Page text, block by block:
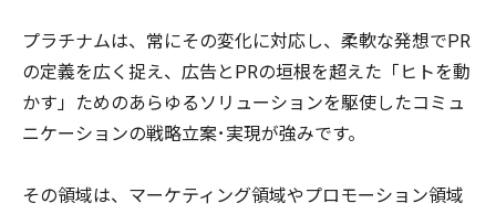
プラチナムは、常にその変化に対応し、柔軟な発想でPR
の定義を広く捉え、広告とPRの垣根を超えた「ヒトを動
かす」ためのあらゆるソリューションを駆使したコミュ
ニケーションの戦略立案･実現が強みです。
その領域は、マーケティング領域やプロモーション領域